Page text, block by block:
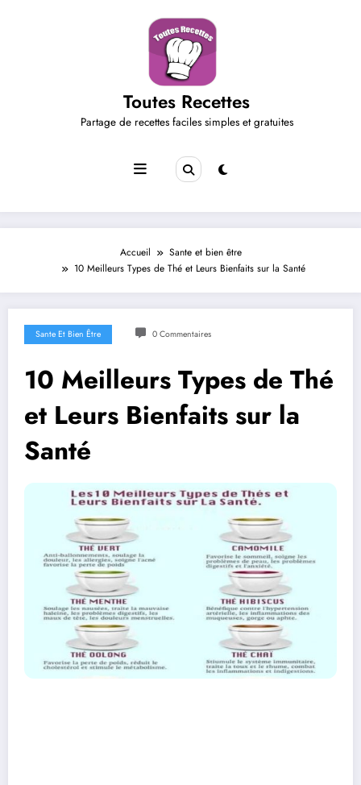
Toutes Recettes
Partage de recettes faciles simples et gratuites
Accueil
Sante et bien être
10 Meilleurs Types de Thé et Leurs Bienfaits sur la Santé
Sante Et Bien Être 0 Commentaires
10 Meilleurs Types de Thé
et Leurs Bienfaits sur la
Santé